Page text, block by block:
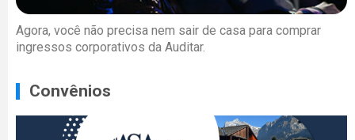
Agora, você não precisa nem sair de casa para comprar
ingressos corporativos da Auditar.
Convênios